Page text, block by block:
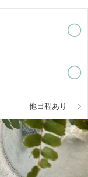
他日程あり